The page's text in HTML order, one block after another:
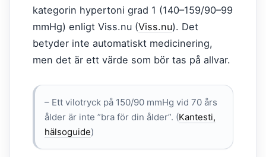
kategorin hypertoni grad 1 (140–159/90–99
mmHg) enligt Viss.nu (Viss.nu). Det
betyder inte automatiskt medicinering,
men det är ett värde som bör tas på allvar.
– Ett vilotryck på 150/90 mmHg vid 70 års
ålder är inte ”bra för din ålder”. (Kantesti,
hälsoguide)